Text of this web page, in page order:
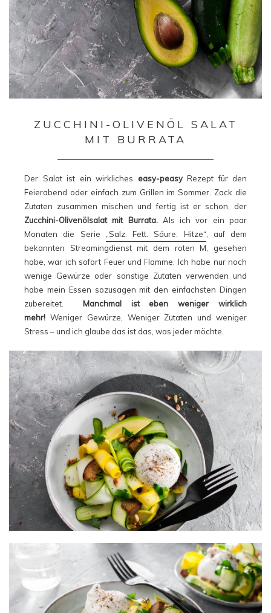
ZUCCHINI-OLIVENÖL SALAT
MIT BURRATA
Der Salat ist ein wirkliches easy-peasyRezept für den
Feierabend oder einfach zum Grillen im Sommer. Zack die
Zutaten zusammen mischen und fertig ist er schon, der
Zucchini-Olivenölsalat mit Burrata. Als ich vor ein paar
Monaten die Serie
„Salz. Fett. Säure. Hitze“ , auf dem
bekannten Streamingdienst mit dem roten M, gesehen
habe, war ich sofort Feuer und Flamme. Ich habe nur noch
wenige Gewürze oder sonstige Zutaten verwenden und
habe mein Essen sozusagen mit den einfachsten Dingen
zubereitet. Manchmal ist eben weniger wirklich
mehr! Weniger Gewürze, Weniger Zutaten und weniger
Stress – und ich glaube das ist das, was jeder möchte.